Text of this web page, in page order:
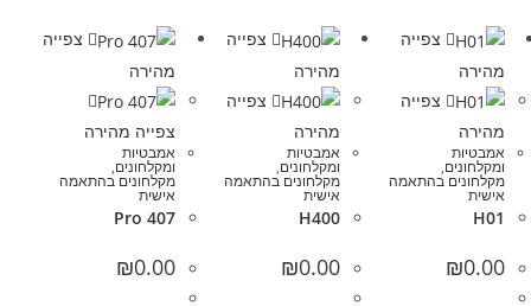
צפייה
מהירה
צפייה מהירה
אמבטיות
ומקלחונים,
מקלחונים בהתאמה
אישית
Pro 407
₪0.00
צפייה
מהירה
צפייה
מהירה
אמבטיות
ומקלחונים,
מקלחונים בהתאמה
אישית
H400
₪0.00
צפייה
מהירה
צפייה
מהירה
אמבטיות
ומקלחונים,
מקלחונים בהתאמה
אישית
H01
₪0.00